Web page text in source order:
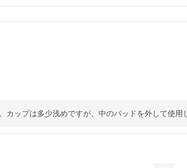
カップは多少浅めですが、中のパッドを外して使